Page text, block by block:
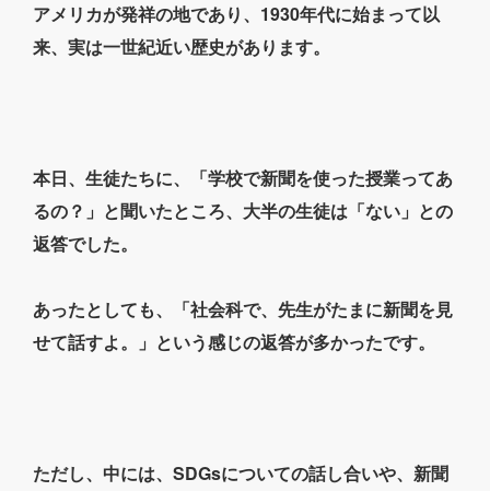
アメリカが発祥の地であり、1930年代に始まって以
来、実は一世紀近い歴史があります。
本日、生徒たちに、「学校で新聞を使った授業ってあ
るの？」と聞いたところ、大半の生徒は「ない」との
返答でした。
あったとしても、「社会科で、先生がたまに新聞を見
せて話すよ。」という感じの返答が多かったです。
ただし、中には、SDGsについての話し合いや、新聞